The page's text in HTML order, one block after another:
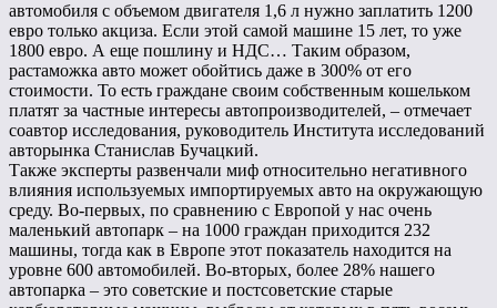
автомобиля с объемом двигателя 1,6 л нужно заплатить 1200
евро только акциза. Если этой самой машине 15 лет, то уже
1800 евро. А еще пошлину и НДС… Таким образом,
растаможка авто может обойтись даже в 300% от его
стоимости. То есть граждане своим собственным кошельком
платят за частные интересы автопроизводителей, – отмечает
соавтор исследования, руководитель Института исследований
авторынка Станислав Бучацкий.
Также эксперты развенчали миф относительно негативного
влияния используемых импортируемых авто на окружающую
среду. Во-первых, по сравнению с Европой у нас очень
маленький автопарк – на 1000 граждан приходится 232
машины, тогда как в Европе этот показатель находится на
уровне 600 автомобилей. Во-вторых, более 28% нашего
автопарка – это советские и постсоветские старые